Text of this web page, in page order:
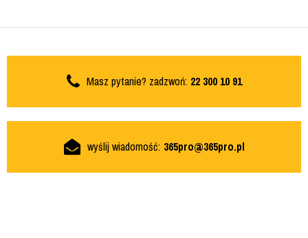
Masz pytanie? zadzwoń: 22 300 10 91
wyślij wiadomość: 365pro@365pro.pl